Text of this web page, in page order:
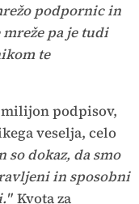
podpornic in
pa je tudi
te
podpisov,
veselja, celo
dokaz, da smo
in sposobni
Kvota za